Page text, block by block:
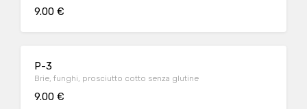
9.00 €
P-3
Brie, funghi, prosciutto cotto senza glutine
9.00 €